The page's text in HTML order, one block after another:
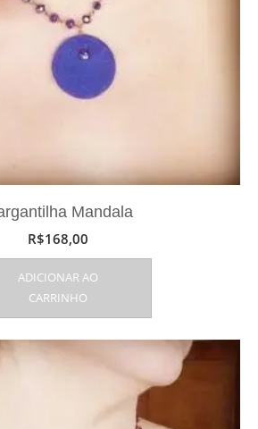
Mandala
R$168,00
ADICIONAR AO
CARRINHO